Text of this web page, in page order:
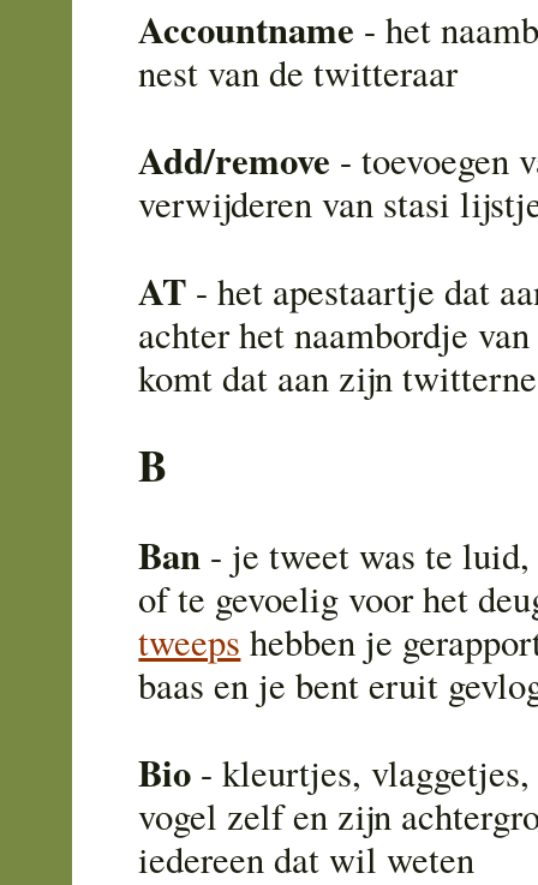
Accountname - het
nest van de twitteraar
Add/remove - toevoegen
verwijderen van stasi
AT - het apestaartje dat
achter het naambordje
komt dat aan zijn
B
Ban - je tweet was te
of te gevoelig voor het
tweeps hebben je
baas en je bent eruit
Bio - kleurtjes,
vogel zelf en zijn
iedereen dat wil weten